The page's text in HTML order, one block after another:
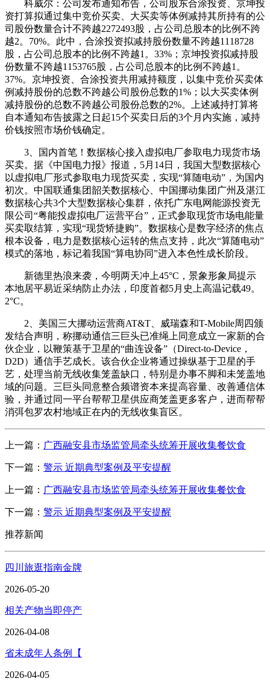
科威尔：公司发布通知布告，公司股东合涂投资、京坤投
资打算拟通过集中竞价买卖、大买卖等体例减持其所持有的公
司股份数量合计不跨越2272493股，占公司总股本的比例不跨
越2。70%。此中，合涂投资拟减持股份数量不跨越1118728
股，占公司总股本的比例不跨越1。33%；京坤投资拟减持股
份数量不跨越1153765股，占公司总股本的比例不跨越1。
37%。京坤投资、合涂投资共用减持额度，以集中竞价买卖体
例减持股份的总数不跨越公司股份总数的1%；以大买卖体例
减持股份的总数不跨越公司股份总数的2%。上述减持打算将
自本通知布告披露之日起15个买卖日后的3个月内实施，减持
价钱按照市场价钱确定。
3、国内首笔！数据核心接入虚拟电厂参取电力现货市场
买卖。据《中国电力报》报道，5月14日，我国大型数据核心
以虚拟电厂形式参取电力现货买卖，实现“算随电动”，为国内
初次。中国联通集团韶关数据核心、中国挪动集团广州及湛江
数据核心共3个大型数据核心集群，依托广东电网能源投资无
限公司“粤能投虚拟电厂运营平台”，正式参取现货市场电能量
买卖取结算，实现“现货矫捷购”。数据核心是数字经济的焦点
根本设备，电力是数据核心运转的焦点支持，此次“算随电动”
模式的落地，标记着我国“算电协同”进入本色性成长阶段。
新德里热浪来袭，今明两天冲上45°C，景象形象局提示
本地居平易近采纳防止办法，印度首都5月史上高温记载49。
2°C。
2、美国三大挪动运营商AT&T、威瑞森和T-Mobile周四颁
发结合声明，称挪动通信三巨头已准绳上同意成立一家新的合
伙企业，以鞭策基于卫星的“曲连设备”（Direct-to-Device，
D2D）通信手艺成长。该合伙企业将通过操纵基于卫星的手
艺，处理当前无线收集笼盖缺口，特别是办事不脚和未笼盖地
域的问题。三巨头同意整合频谱资本来提高容量、改善通信体
验，并通过同一平台帮帮卫星供应商笼盖更多客户，进而帮帮
消弭包罗农村地域正在内的无线收集盲区。
上一篇： 广西融安县市场监管局牵头统筹开展收集餐饮食
下一篇： 警示 近期典型案例及平安提醒
上一篇： 广西融安县市场监管局牵头统筹开展收集餐饮食
下一篇： 警示 近期典型案例及平安提醒
推荐新闻
四川旅逛指南金牌
2026-05-20
相关产物当即停产
2026-04-08
省未成年人条例【
2026-04-05